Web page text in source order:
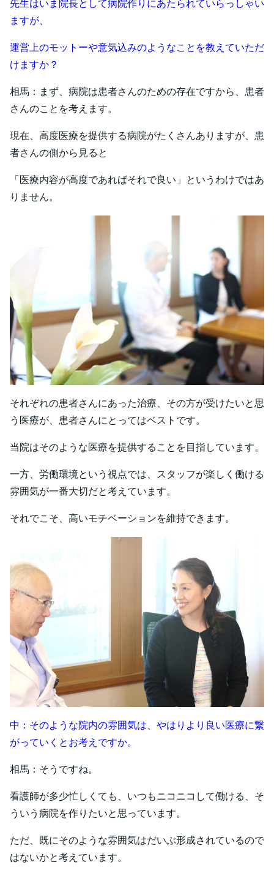
先生はいま院長として病院作りにあたられていらっしゃい
ますが、
運営上のモットーや意気込みのようなことを教えていただ
けますか？
相馬：まず、病院は患者さんのための存在ですから、患者
さんのことを考えます。
現在、高度医療を提供する病院がたくさんありますが、患
者さんの側から見ると
「医療内容が高度であればそれで良い」というわけではあ
りません。
それぞれの患者さんにあった治療、その方が受けたいと思
う医療が、患者さんにとってはベストです。
当院はそのような医療を提供することを目指しています。
一方、労働環境という視点では、スタッフが楽しく働ける
雰囲気が一番大切だと考えています。
それでこそ、高いモチベーションを維持できます。
中：そのような院内の雰囲気は、やはりより良い医療に繋
がっていくとお考えですか。
相馬：そうですね。
看護師が多少忙しくても、いつもニコニコして働ける、そ
ういう病院を作りたいと思っています。
ただ、既にそのような雰囲気はだいぶ形成されているので
はないかと考えています。